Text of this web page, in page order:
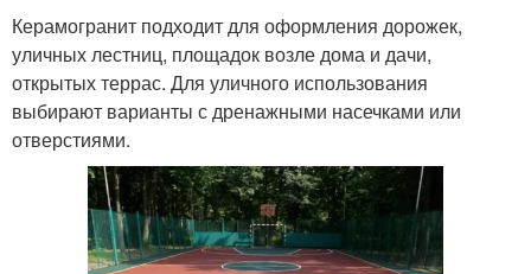
Керамогранит подходит для оформления дорожек,
уличных лестниц, площадок возле дома и дачи,
открытых террас. Для уличного использования
выбирают варианты с дренажными насечками или
отверстиями.